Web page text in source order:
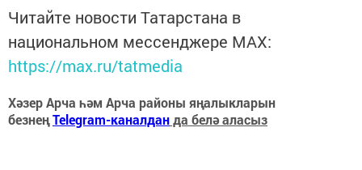
Читайте новости Татарстана в
национальном мессенджере MАХ:
https://max.ru/tatmedia
Хәзер Арча һәм Арча районы яңалыкларын
безнеңTelegram-каналданда белә аласыз